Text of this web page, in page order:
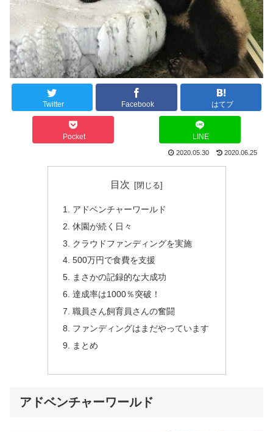
Twitter Facebook はてブ
Pocket LINE
2020.05.30 2020.06.25
目次
アドベンチャーワールド
休園が続く日々
クラウドファンディングを実施
500万円で食費を支援
まさかの記録的な大成功
達成率は1000％突破！
職員さん飼育員さんの奮闘
ファンディングはまだやっています
まとめ
アドベンチャーワールド